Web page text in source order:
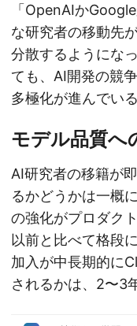
「OpenAIか
な研究者の移動先
分散するようにな
ても、AI開発の競
多極化が進んでいる
モデル品質へ
AI研究者の移籍が
るかどうかは一概
の強化がプロダク
以前と比べて格段
加入が中長期的に
されるかは、2〜3